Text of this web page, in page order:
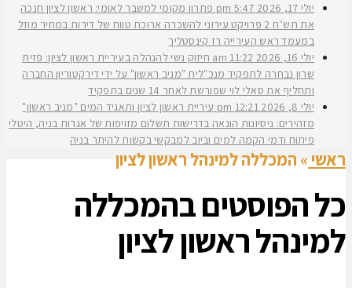
יולי 17, 2026
5:47 pm
פתרון מקומי למשבר לאומי: ראשון לציון חנכה
את תש״ח 2 פרויקט עירוני להשכרה ארוכת טווח של דירות במחיר מוזל
במעמד ראש העירייה רז קינסטליך
יולי 16, 2026
11:22 am
חיזוק נשי להנהלה בעיריית ראשון לציון: פזית
שרון נבחרה לתפקיד מנכ"לית "מניב ראשון" על ידי דירקטוריון החברה
ותחליף את סאלי לוי שפורשת לאחר 14 שנים בתפקיד
יולי 8, 2026
12:21 pm
עיריית ראשון לציון ותאגיד המים "מניב ראשון"
מזהירים: ניסיונות הונאה בדרישות תשלום מזויפות של אגרות בניה, היטלי
פיתוח ודמי הקמה למים וביוב למבקשי בקשות להיתר בניה
ראשי» המכללה למינהל ראשון לציון
כל הפוסטים בהמכללה
למינהל ראשון לציון